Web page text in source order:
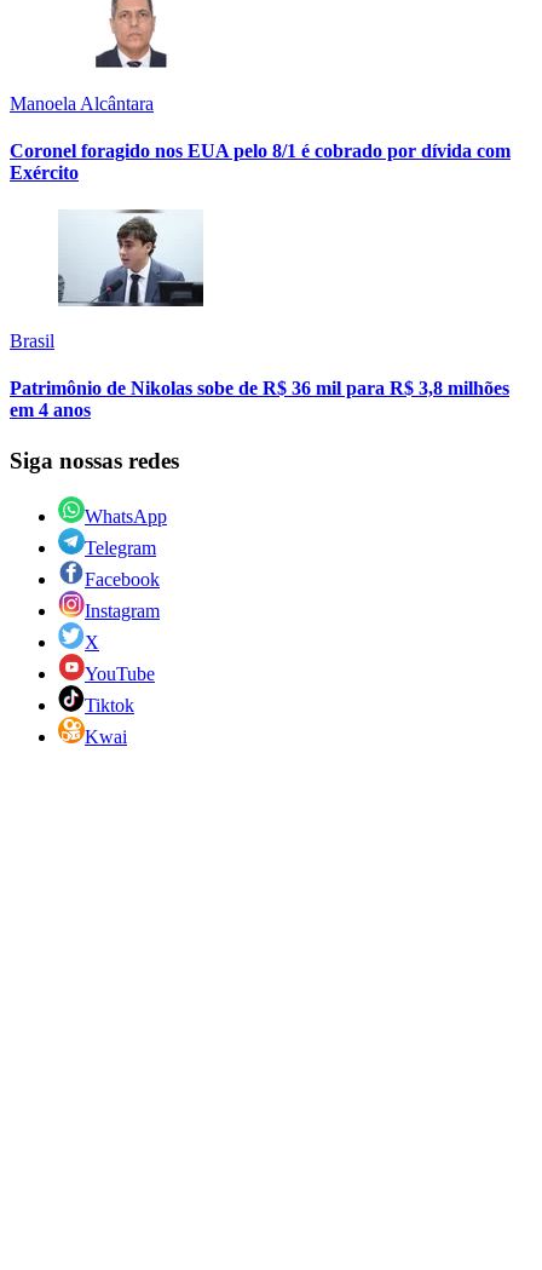
Manoela Alcântara
Coronel foragido nos EUA pelo 8/1 é cobrado por dívida com
Exército
Brasil
Patrimônio de Nikolas sobe de R$ 36 mil para R$ 3,8 milhões
em 4 anos
Siga nossas redes
WhatsApp
Telegram
Facebook
Instagram
X
YouTube
Tiktok
Kwai